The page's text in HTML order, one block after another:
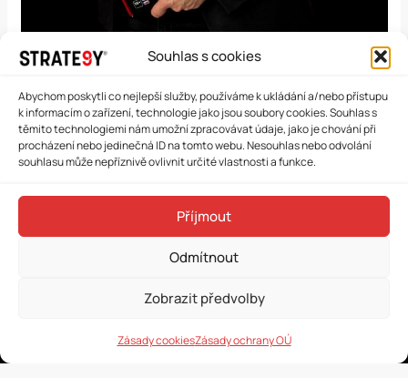
Souhlas s cookies
Abychom poskytli co nejlepší služby, používáme k ukládání a/nebo přístupu
k informacím o zařízení, technologie jako jsou soubory cookies. Souhlas s
těmito technologiemi nám umožní zpracovávat údaje, jako je chování při
procházení nebo jedinečná ID na tomto webu. Nesouhlas nebo odvolání
souhlasu může nepříznivě ovlivnit určité vlastnosti a funkce.
Příjmout
Odmítnout
Zobrazit předvolby
Zásady cookiesZásady ochrany OÚ
Strategie, která promění potenciál vašeho
Čeština